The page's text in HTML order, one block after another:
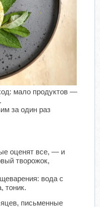
мало продуктов —
за один раз
оценят все, — и
творожок,
вода с
тоник.
письменные